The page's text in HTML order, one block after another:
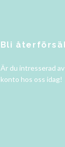
Bli
Är du intresserad
konto hos oss idag!